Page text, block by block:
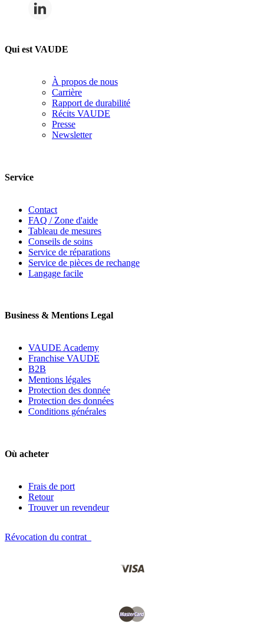
Qui est VAUDE
À propos de nous
Carrière
Rapport de durabilité
Récits VAUDE
Presse
Newsletter
Service
Contact
FAQ / Zone d'aide
Tableau de mesures
Conseils de soins
Service de réparations
Service de pièces de rechange
Langage facile
Business & Mentions Legal
VAUDE Academy
Franchise VAUDE
B2B
Mentions légales
Protection des donnée
Protection des données
Conditions générales
Où acheter
Frais de port
Retour
Trouver un revendeur
Révocation du contrat